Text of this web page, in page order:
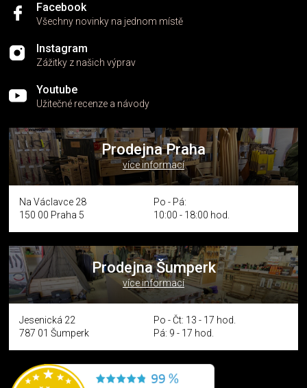
Facebook
Všechny novinky na jednom místě
Instagram
Zážitky z našich výprav
Youtube
Užitečné recenze a návody
Prodejna Praha
více informací
Na Václavce 28
150 00 Praha 5
Po - Pá:
10:00 - 18:00 hod.
Prodejna Šumperk
více informací
Jesenická 22
787 01 Šumperk
Po - Čt: 13 - 17 hod.
Pá: 9 - 17 hod.